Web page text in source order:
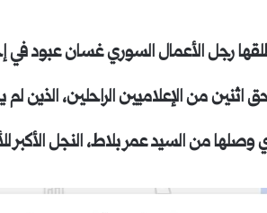
رجل الأعمال السوري غسان عبود
من الإعلاميين الراحلين، الذين لم
وصلها من السيد عمر بلاط، النجل الأكبر